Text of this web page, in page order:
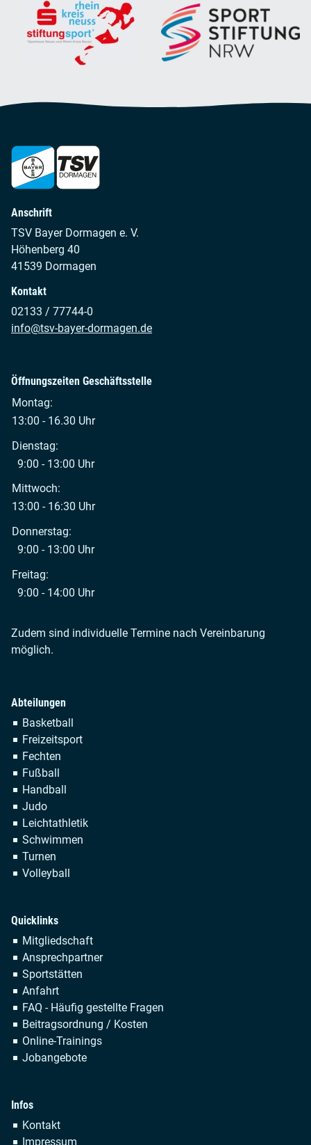
Anschrift
TSV Bayer Dormagen e. V.
Höhenberg 40
41539 Dormagen
Kontakt
02133 / 77744-0
info@tsv-bayer-dormagen.de
Öffnungszeiten Geschäftsstelle
Montag:
13:00 - 16.30 Uhr
Dienstag:
9:00 - 13:00 Uhr
Mittwoch:
13:00 - 16:30 Uhr
Donnerstag:
9:00 - 13:00 Uhr
Freitag:
9:00 - 14:00 Uhr
Zudem sind individuelle Termine nach Vereinbarung
möglich.
Abteilungen
Navigation
überspringen
Basketball
Freizeitsport
Fechten
Fußball
Handball
Judo
Leichtathletik
Schwimmen
Turnen
Volleyball
Quicklinks
Navigation
überspringen
Mitgliedschaft
Ansprechpartner
Sportstätten
Anfahrt
FAQ - Häufig gestellte Fragen
Beitragsordnung / Kosten
Online-Trainings
Jobangebote
Infos
Navigation
überspringen
Kontakt
Impressum